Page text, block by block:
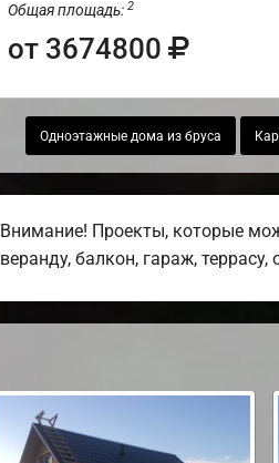
Общая площадь: 2
от 3674800
Одноэтажные дома из бруса
Внимание! Проекты, которые
веранду, балкон, гараж,